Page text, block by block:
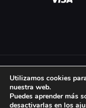
Diseño y
Utilizamos cookies
nuestra web.
Puedes aprender más
desactivarlas en los